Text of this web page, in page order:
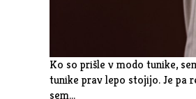
Ko so prišle v modo tunike,
tunike prav lepo stojijo. Je pa
sem…